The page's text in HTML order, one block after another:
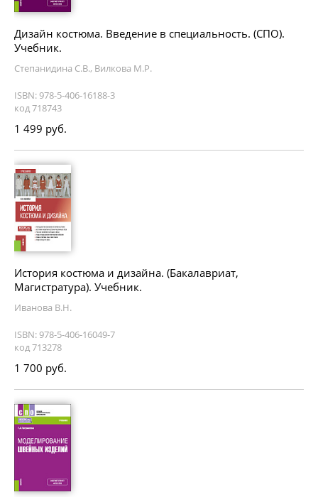
Дизайн костюма. Введение в специальность. (СПО).
Учебник.
Степанидина С.В., Вилкова М.Р.
ISBN: 978-5-406-16188-3
код 718743
1 499 руб.
История костюма и дизайна. (Бакалавриат,
Магистратура). Учебник.
Иванова В.Н.
ISBN: 978-5-406-16049-7
код 713278
1 700 руб.